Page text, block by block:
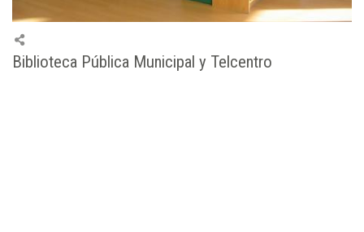
Biblioteca Pública Municipal y Telcentro